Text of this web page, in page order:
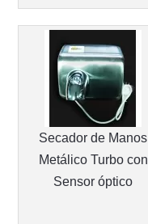
Secador de Manos
Metálico Turbo con
Sensor óptico